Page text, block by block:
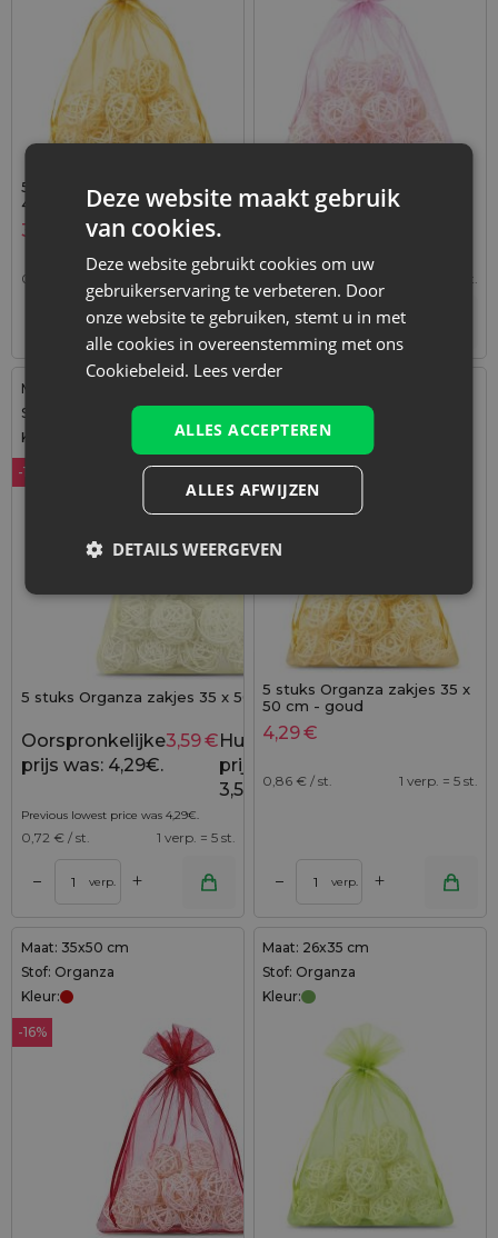
5 stuks Organza zakjes 30 x
40 cm - goud
3,59
0,72 1 verp. = 5 st.
verp. +
5 stuks Organza zakjes 40 x
55 cm - lichtroze
1 verp. = 5 st.
– verp. +
Maat: 35x50 cm
Stof: Organza
Kleur:
-16%
5 stuks Organza zakjes 35 x 50 cm - ecru
4,29
Oorspronkelijke
prijs was: 4,29€.
3,59€Huidige
prijs is:
3,59€.
Previous lowest price was 4,29€.
0,72 € / st. 1 verp. = 5 st.
– verp. +
Kleur:
5 stuks Organza zakjes 35 x
50 cm - goud
4,29€
0,86 € / st. 1 verp. = 5 st.
– verp. +
Maat: 35x50 cm
Stof: Organza
Kleur:
-16%
Maat: 26x35 cm
Stof: Organza
Kleur:
Deze website maakt gebruik
van cookies.
Deze website gebruikt cookies om uw
gebruikerservaring te verbeteren. Door
onze website te gebruiken, stemt u in met
alle cookies in overeenstemming met ons
Cookiebeleid. Lees verder
ALLES ACCEPTEREN
ALLES AFWIJZEN
DETAILS WEERGEVEN